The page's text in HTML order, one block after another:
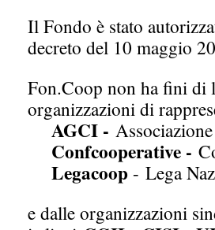
Il Fondo è stato
decreto del 10 maggio
Fon.Coop non ha fini di
organizzazioni di
AGCI -
Confcooperative -
Legacoop - Lega
e dalle organizzazioni